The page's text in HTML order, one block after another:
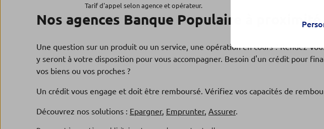
13 km
Agence GENEVOIS ANNEMASSE
Banque Populaire Auvergne Rhône Alpes
18, ave de la Gare
74100 ANNEMASSE
04.50.87.56.20 Plus d’infos
Tarif d'appel selon agence et opérateur.
Nos agences Banque Populaire à
Une question sur un produit ou un service, une opération en cours ? Rendez-
y seront à votre disposition pour vous accompagner. Besoin d'un crédit pour
vos biens ou vos proches ?
Un crédit vous engage et doit être remboursé. Vérifiez vos capacités de
Découvrez nos solutions : Epargner, Emprunter, Assurer.